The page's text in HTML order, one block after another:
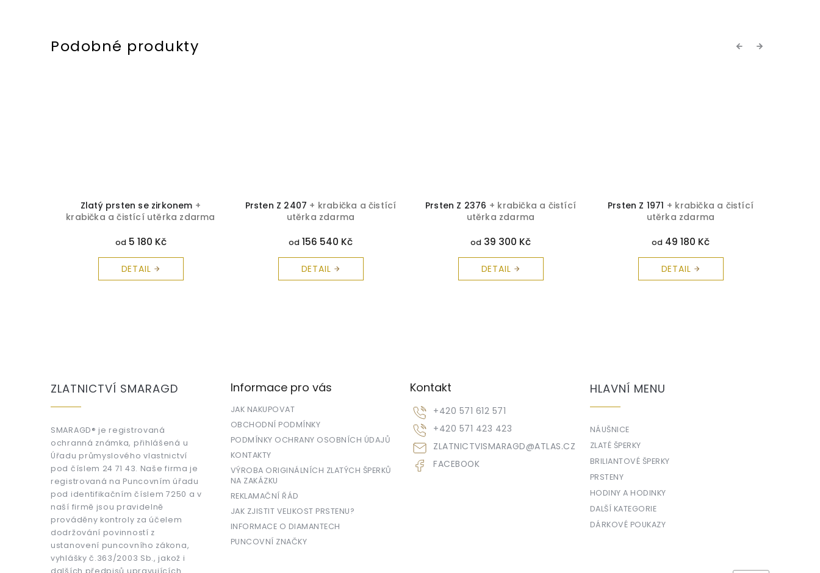
Previous
Zlatý prsten se zirkonem +
krabička a čistící utěrka zdarma
od5 180 Kč
DETAIL
Prsten Z 2407 + krabička a čistící
utěrka zdarma
od 156 540 Kč
DETAIL
Prsten Z 2376 + krabička a čistící
utěrka zdarma
od 39 300 Kč
DETAIL
Prsten Z 1971 + krabička a čistící
utěrka zdarma
od 49 180 Kč
DETAIL
Next
ZLATNICTVÍ SMARAGD
SMARAGD® je registrovaná
ochranná známka, přihlášená u
Úřadu průmyslového vlastnictví
pod číslem 24 71 43. Naše firma je
registrovaná na Puncovním úřadu
pod identifikačním číslem 7250 a v
naší firmě jsou pravidelně
prováděny kontroly za účelem
dodržování povinností z
ustanovení puncovního zákona,
vyhlášky č.363/2003 Sb., jakož i
Informace pro vás
JAK NAKUPOVAT
OBCHODNÍ PODMÍNKY
PODMÍNKY OCHRANY OSOBNÍCH ÚDAJŮ
KONTAKTY
VÝROBA ORIGINÁLNÍCH ZLATÝCH ŠPERKŮ
NA ZAKÁZKU
REKLAMAČNÍ ŘÁD
JAK ZJISTIT VELIKOST PRSTENU?
INFORMACE O DIAMANTECH
PUNCOVNÍ ZNAČKY
Kontakt
ZLATNICTVISMARAGD@ATLAS.CZ
+420 571 612 571
+420 571 423 423
FACEBOOK
HLAVNÍ MENU
NÁUŠNICE
ZLATÉ ŠPERKY
BRILIANTOVÉ ŠPERKY
PRSTENY
HODINY A HODINKY
DALŠÍ KATEGORIE
DÁRKOVÉ POUKAZY